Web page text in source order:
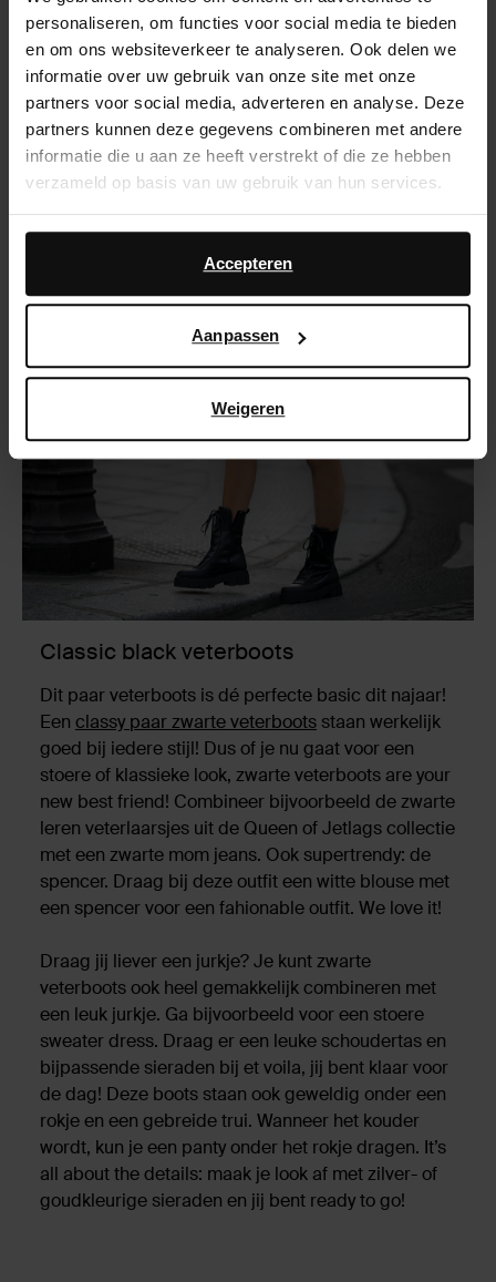
personaliseren, om functies voor social media te bieden
en om ons websiteverkeer te analyseren. Ook delen we
informatie over uw gebruik van onze site met onze
partners voor social media, adverteren en analyse. Deze
partners kunnen deze gegevens combineren met andere
informatie die u aan ze heeft verstrekt of die ze hebben
verzameld op basis van uw gebruik van hun services.
Daarnaast werken wij samen met Google voor
advertentie- en meetdoeleinden. Meer informatie over
hoe Google uw persoonsgegevens gebruikt, vindt u op
Accepteren
Aanpassen
Weigeren
monochrome outfit. In deze outfit combineer je
verschillende nude en witte tinten voor een stijlvolle
look.
Kies bijvoorbeeld voor een nude pantalon in
combinatie met een clean witte blouse. Maak de
outfit af met een leuk tasje in dezelfde tinten. Is het
en muts bij deze outfit. Deze look staat
gegarandeerd iedereen goed!
Classic black veterboots
Dit paar veterboots is dé perfecte basic dit najaar!
Een classy paar zwarte veterboots staan werkelijk
goed bij iedere stijl! Dus of je nu gaat voor een
stoere of klassieke look, zwarte veterboots are your
new best friend! Combineer bijvoorbeeld de zwarte
leren veterlaarsjes uit de Queen of Jetlags collectie
met een zwarte mom jeans. Ook supertrendy: de
spencer. Draag bij deze outfit een witte blouse met
een spencer voor een fahionable outfit. We love it!
Draag jij liever een jurkje? Je kunt zwarte
veterboots ook heel gemakkelijk combineren met
een leuk jurkje. Ga bijvoorbeeld voor een stoere
sweater dress. Draag er een leuke schoudertas en
bijpassende sieraden bij et voila, jij bent klaar voor
de dag! Deze boots staan ook geweldig onder een
rokje en een gebreide trui. Wanneer het kouder
wordt, kun je een panty onder het rokje dragen. It’s
all about the details: maak je look af met zilver- of
goudkleurige sieraden en jij bent ready to go!